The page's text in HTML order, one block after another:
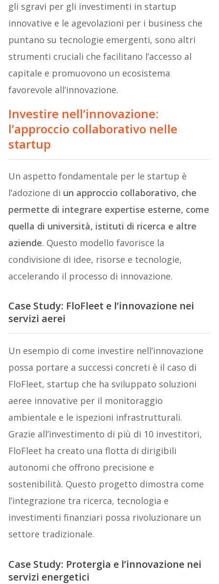
gli sgravi per gli investimenti in startup
innovative e le agevolazioni per i business che
puntano su tecnologie emergenti, sono altri
strumenti cruciali che facilitano l’accesso al
capitale e promuovono un ecosistema
favorevole all’innovazione.
Investire nell’innovazione:
l’approccio collaborativo nelle
startup
Un aspetto fondamentale per le startup è
l’adozione di un approccio collaborativo, che
permette di integrare expertise esterne, come
quella di università, istituti di ricerca e altre
aziende. Questo modello favorisce la
condivisione di idee, risorse e tecnologie,
accelerando il processo di innovazione.
Case Study: FloFleet e l’innovazione nei
servizi aerei
Un esempio di come investire nell’innovazione
possa portare a successi concreti è il caso di
FloFleet, startup che ha sviluppato soluzioni
aeree innovative per il monitoraggio
ambientale e le ispezioni infrastrutturali.
Grazie all’investimento di più di 10 investitori,
FloFleet ha creato una flotta di dirigibili
autonomi che offrono precisione e
sostenibilità. Questo progetto dimostra come
l’integrazione tra ricerca, tecnologia e
investimenti finanziari possa rivoluzionare un
settore tradizionale.
Case Study: Protergia e l’innovazione nei
servizi energetici